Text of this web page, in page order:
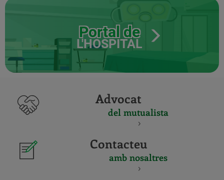
Portal de
L'HOSPITAL
Advocat
del mutualista
Contacteu
amb nosaltres